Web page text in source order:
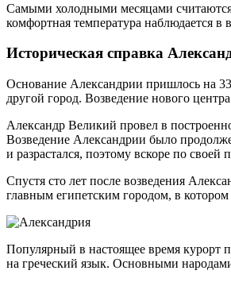
Самыми холодными месяцами считаются
комфортная температура наблюдается в
Историческая справка
Основание Александрии пришлось на
другой город. Возведение нового
Александр Великий провел в
Возведение Александрии было
и разрастался, поэтому вскоре по
Спустя сто лет после возведения
главным египетским городом, в
Популярный в настоящее время курорт
на греческий язык. Основными